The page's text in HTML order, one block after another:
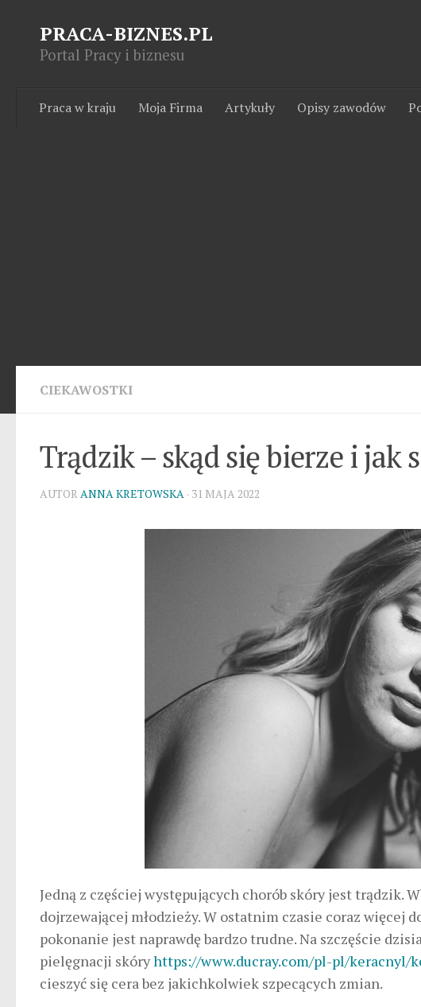
PRACA-BIZNES.PL
Portal Pracy i biznesu
Praca w kraju Moja Firma Artykuły Opisy zawodów
CIEKAWOSTKI
Trądzik – skąd się bierze i jak
AUTOR ANNA KRETOWSKA · 31 MAJA 2022
Jedną z częściej występujących chorób skóry jest trądzik.
dojrzewającej młodzieży. W ostatnim czasie coraz więcej
pokonanie jest naprawdę bardzo trudne. Na szczęście
pielęgnacji skóryhttps://www.ducray.com/pl-pl/keracnyl/
cieszyć się cera bez jakichkolwiek szpecących zmian.